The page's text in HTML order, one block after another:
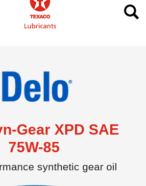
Gear XPD SAE
75W-85
synthetic gear oil